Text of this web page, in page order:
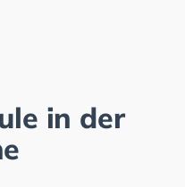
in der